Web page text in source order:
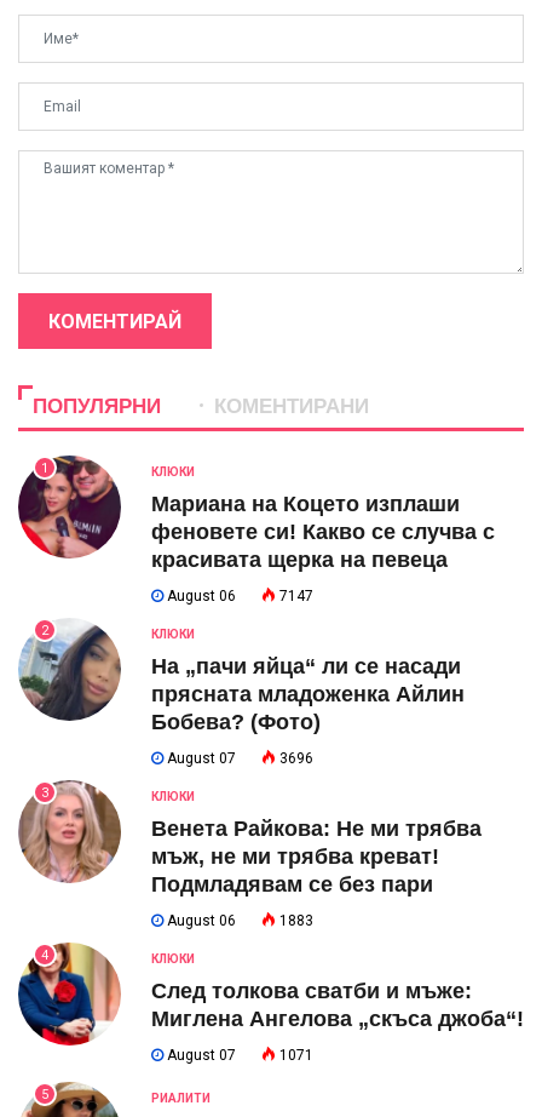
КОМЕНТИРАЙ
ПОПУЛЯРНИ КОМЕНТИРАНИ
1 КЛЮКИ
Мариана на Коцето изплаши
феновете си! Какво се случва с
красивата щерка на певеца
August 06 7147
2 КЛЮКИ
На „пачи яйца“ ли се насади
прясната младоженка Айлин
Бобева? (Фото)
August 07 3696
3 КЛЮКИ
Венета Райкова: Не ми трябва
мъж, не ми трябва креват!
Подмладявам се без пари
August 06 1883
4 КЛЮКИ
След толкова сватби и мъже:
Миглена Ангелова „скъса джоба“!
August 07 1071
5 РИАЛИТИ